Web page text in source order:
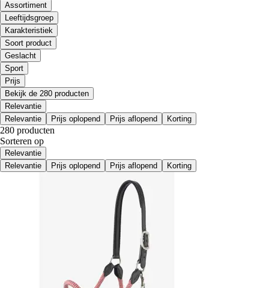
Assortiment
Leeftijdsgroep
Karakteristiek
Soort product
Geslacht
Sport
Prijs
Bekijk de 280 producten
Relevantie
Relevantie
Prijs oplopend Prijs aflopend Korting
280 producten
Sorteren op
Relevantie
Relevantie
Prijs oplopend Prijs aflopend Korting